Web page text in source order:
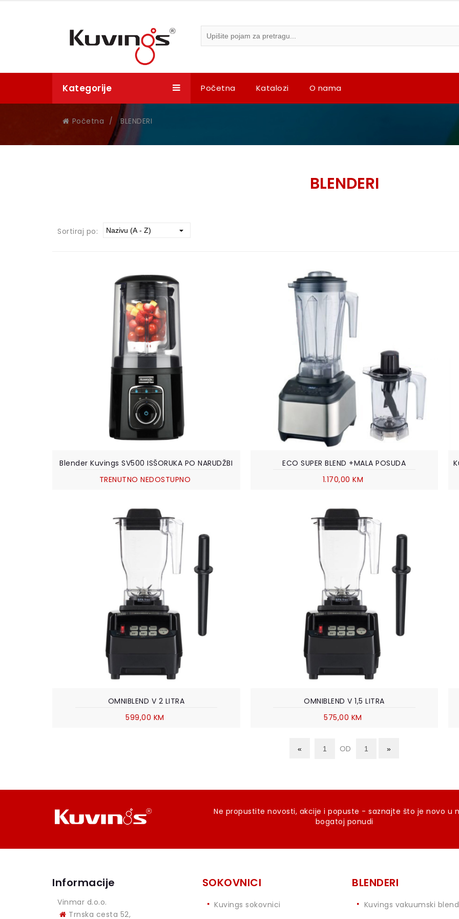
Kategorije Početna Katalozi O nama
Početna / BLENDERI
BLENDERI
Sortiraj po:
Blender Kuvings SV500 ISŠORUKA PO NARUDŽBI
TRENUTNO NEDOSTUPNO
ECO SUPER BLEND +MALA POSUDA
1.170,00 KM
OMNIBLEND V 2 LITRA
599,00 KM
OMNIBLEND V 1,5 LITRA
575,00 KM
OD
Ne propustite novosti, akcije i popuste - saznajte što je novo u
bogatoj ponudi
Informacije
Vinmar d.o.o.
Trnska cesta 52,
SOKOVNICI
Kuvings sokovnici
BLENDERI
Kuvings vakuumski